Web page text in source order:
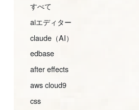
すべて
aiエディター
claude（AI）
edbase
after effects
aws cloud9
css